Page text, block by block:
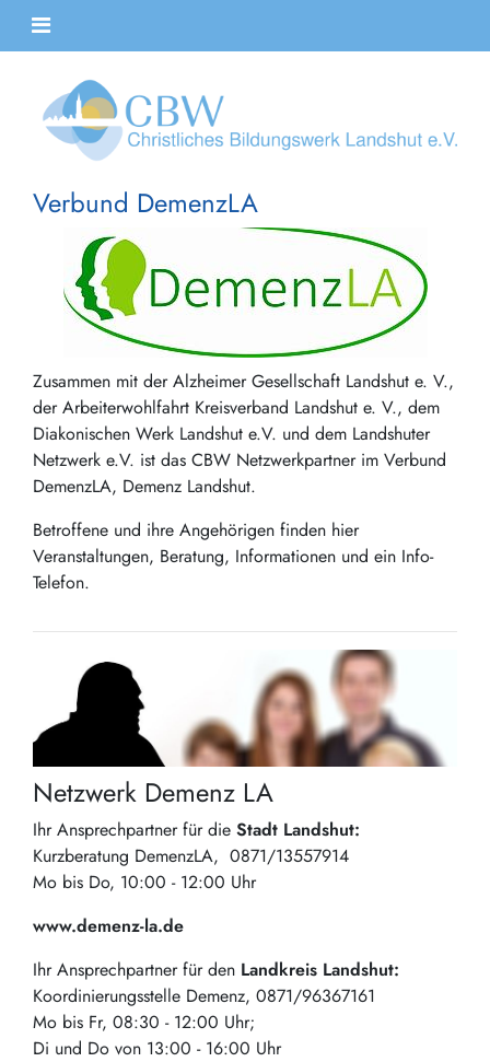
Verbund DemenzLA
Zusammen mit der Alzheimer Gesellschaft Landshut e. V.,
der Arbeiterwohlfahrt Kreisverband Landshut e. V., dem
Diakonischen Werk Landshut e.V. und dem Landshuter
Netzwerk e.V. ist das CBW Netzwerkpartner im Verbund
DemenzLA, Demenz Landshut.
Betroffene und ihre Angehörigen finden hier
Veranstaltungen, Beratung, Informationen und ein Info-
Telefon.
Netzwerk Demenz LA
Ihr Ansprechpartner für die Stadt Landshut:
Kurzberatung DemenzLA, 0871/13557914
Mo bis Do, 10:00 - 12:00 Uhr
www.demenz-la.de
Ihr Ansprechpartner für den Landkreis Landshut:
Koordinierungsstelle Demenz, 0871/96367161
Mo bis Fr, 08:30 - 12:00 Uhr;
Di und Do von 13:00 - 16:00 Uhr